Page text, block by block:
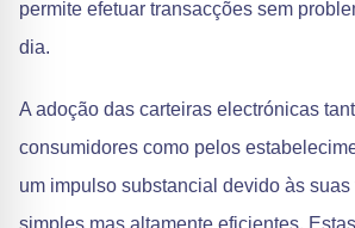
permite efetuar transacções sem
dia.
A adoção das carteiras electrónicas
consumidores como pelos
um impulso substancial devido às
simples mas altamente eficientes.